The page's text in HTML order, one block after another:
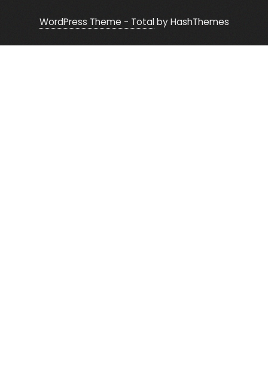
WordPress Theme - Totalby HashThemes